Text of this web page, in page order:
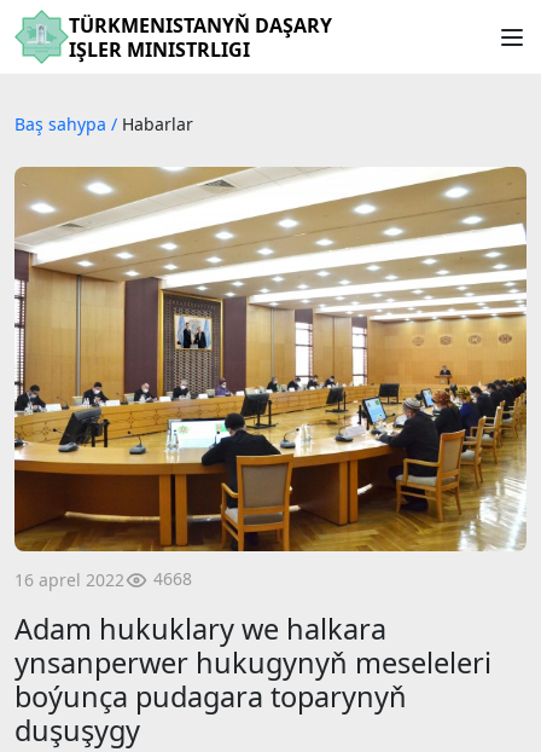
TÜRKMENISTANYŇ DAŞARY
IŞLER MINISTRLIGI
Baş sahypa / Habarlar
16 aprel 2022 4668
Adam hukuklary we halkara
ynsanperwer hukugynyň meseleleri
boýunça pudagara toparynyň
duşuşygy